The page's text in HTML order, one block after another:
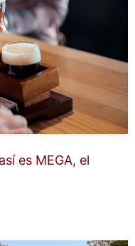
es MEGA, el